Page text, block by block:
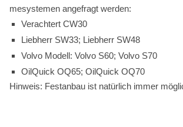
me­sys­te­men an­ge­fragt wer­den:
Ver­ach­tert CW30
Lieb­herr SW33; Lieb­herr SW48
Vol­vo Mo­dell: Vol­vo S60; Vol­vo S70
Oil­Quick OQ65; Oil­Quick OQ70
Hin­weis: Fest­an­bau ist na­tür­lich im­mer